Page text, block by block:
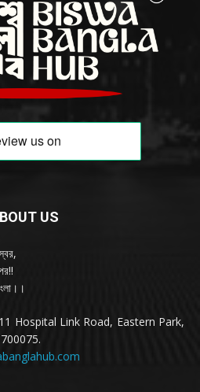
US
Hospital Link Road, Eastern Park,